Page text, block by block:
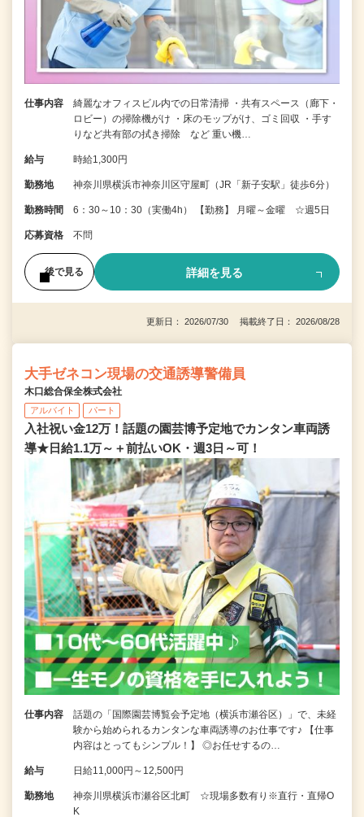
仕事内容
綺麗なオフィスビル内での日常清掃 ・共有スペース（廊下・
ロビー）の掃除機がけ ・床のモップがけ、ゴミ回収 ・手す
りなど共有部の拭き掃除 など 重い機…
給与 時給1,300円
勤務地 神奈川県横浜市神奈川区守屋町（JR「新子安駅」徒歩6分）
勤務時間 6：30～10：30（実働4h） 【勤務】 月曜～金曜 ☆週5日
応募資格 不問
後で見る 詳細を見る
更新日： 2026/07/30 掲載終了日： 2026/08/28
大手ゼネコン現場の交通誘導警備員
木口総合保全株式会社
アルバイト パート
入社祝い金12万！話題の園芸博予定地でカンタン車両誘
導★日給1.1万～＋前払いOK・週3日～可！
仕事内容
話題の「国際園芸博覧会予定地（横浜市瀬谷区）」で、未経
験から始められるカンタンな車両誘導のお仕事です♪ 【仕事
内容はとってもシンプル！】 ◎お任せするの…
給与 日給11,000円～12,500円
勤務地
神奈川県横浜市瀬谷区北町 ☆現場多数有り※直行・直帰O
K